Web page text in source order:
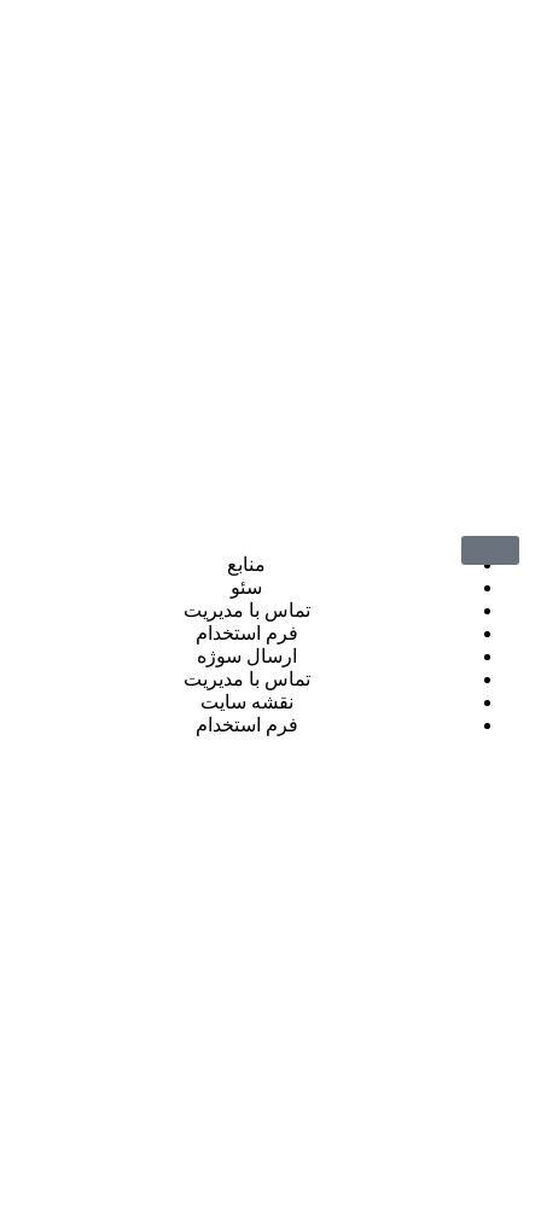
منابع
سئو
تماس با مدیریت
فرم استخدام
ارسال سوژه
تماس با مدیریت
نقشه سایت
فرم استخدام